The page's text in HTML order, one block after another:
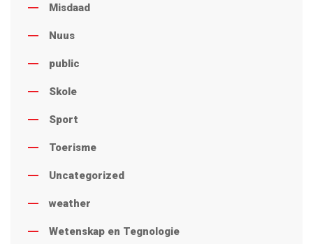
Misdaad
Nuus
public
Skole
Sport
Toerisme
Uncategorized
weather
Wetenskap en Tegnologie